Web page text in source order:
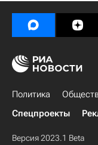
Политика
Спецпроекты
Версия 2023.1 Beta